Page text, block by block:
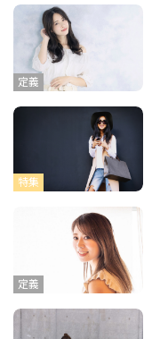
定義
特集
定義